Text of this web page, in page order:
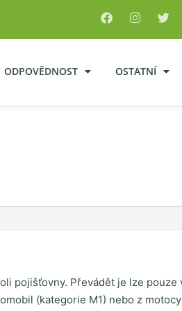
ODPOVĚDNOST OSTATNÍ
pojišťovny. Převádět je lze pouze
(kategorie M1) nebo z